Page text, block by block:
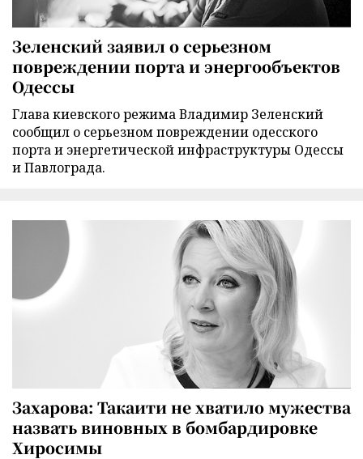
Зеленский заявил о серьезном
повреждении порта и энергообъектов
Одессы
Глава киевского режима Владимир Зеленский
сообщил о серьезном повреждении одесского
порта и энергетической инфраструктуры Одессы
и Павлограда.
Захарова: Такаити не хватило мужества
назвать виновных в бомбардировке
Хиросимы